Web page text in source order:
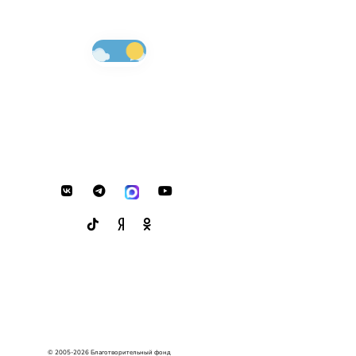
© 2005-2026 Благотворительный фонд